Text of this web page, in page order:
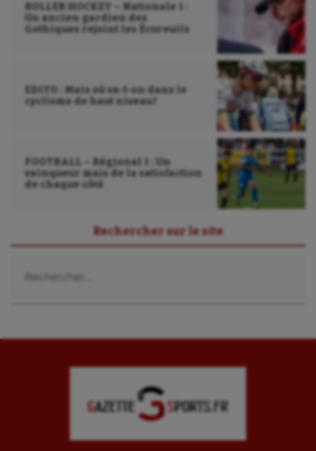
ROLLER HOCKEY – Nationale 1 :
Un ancien gardien des
Gothiques rejoint les Écureuils
EDITO : Mais où va-t-on dans le
cyclisme de haut niveau?
FOOTBALL – Régional 1 : Un
vainqueur mais de la satisfaction
de chaque côté
Rechercher sur le site